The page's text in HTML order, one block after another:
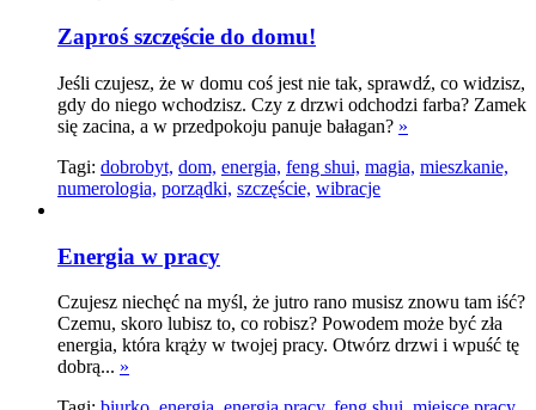
Zaproś szczęście do domu!
Jeśli czujesz, że w domu coś jest nie tak, sprawdź, co widzisz,
gdy do niego wchodzisz. Czy z drzwi odchodzi farba? Zamek
się zacina, a w przedpokoju panuje bałagan? »
Tagi: dobrobyt, dom, energia, feng shui, magia, mieszkanie,
numerologia, porządki, szczęście, wibracje
Energia w pracy
Czujesz niechęć na myśl, że jutro rano musisz znowu tam iść?
Czemu, skoro lubisz to, co robisz? Powodem może być zła
energia, która krąży w twojej pracy. Otwórz drzwi i wpuść tę
dobrą... »